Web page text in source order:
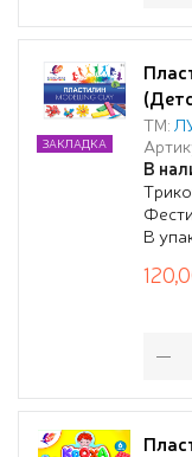
ТМ:
В
В
ЗАКЛАДКА